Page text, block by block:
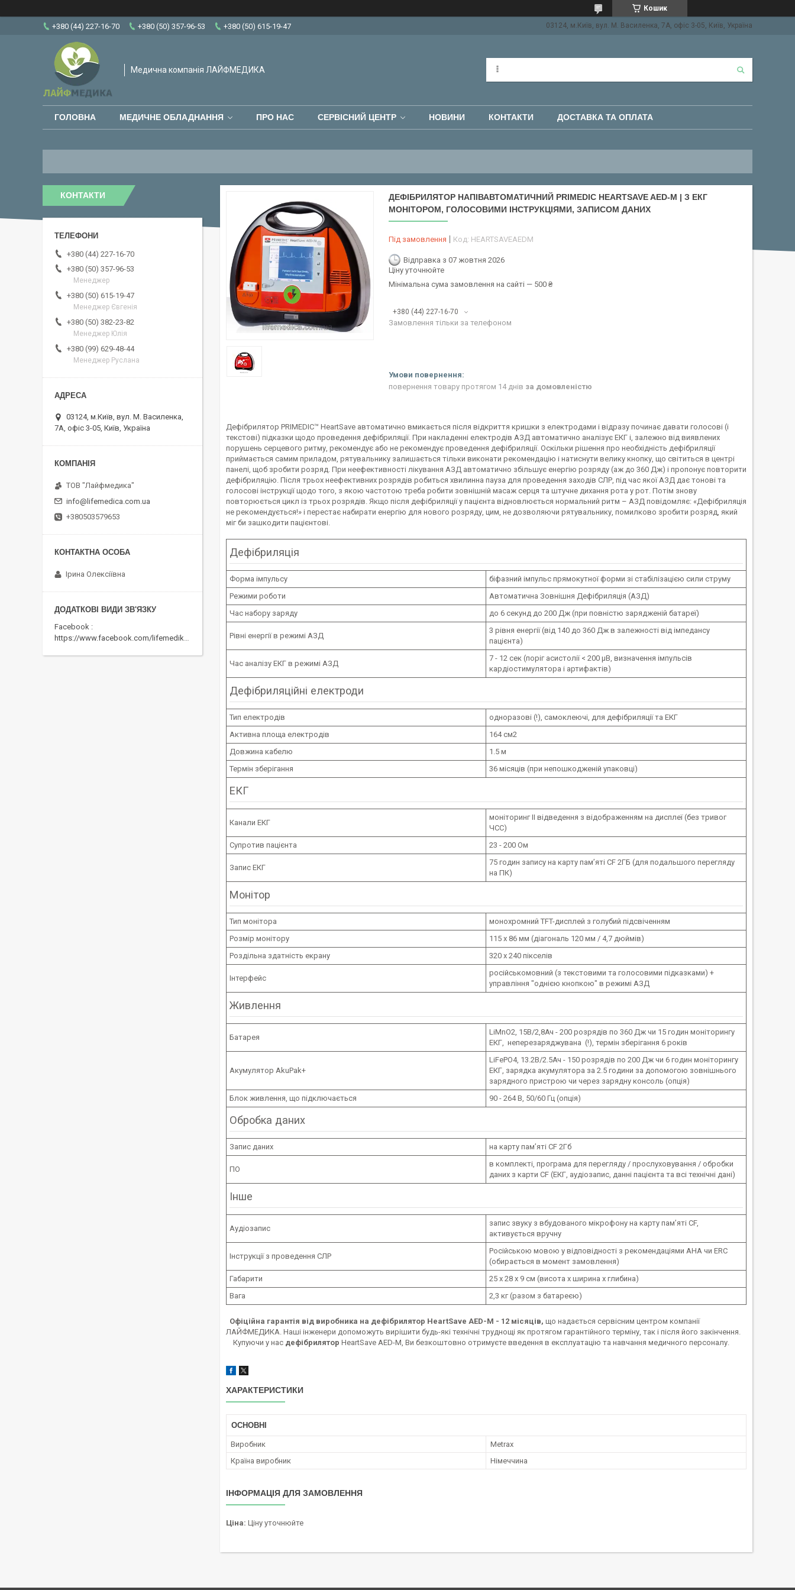
Кошик
+380 (44) 227-16-70 +380 (50) 357-96-53 +380 (50) 615-19-47 03124, м.Київ, вул. М. Василенка, 7А, офіс 3-05, Київ, Україна
Медична компанія ЛАЙФМЕДИКА
ГОЛОВНА МЕДИЧНЕ ОБЛАДНАННЯ ПРО НАС СЕРВІСНИЙ ЦЕНТР НОВИНИ КОНТАКТИ ДОСТАВКА ТА ОПЛАТА
ДЕФІБРИЛЯТОР НАПІВАВТОМАТИЧНИЙ PRIMEDIC HEARTSAVE AED-M | З ЕКГ
МОНІТОРОМ, ГОЛОСОВИМИ ІНСТРУКЦІЯМИ, ЗАПИСОМ ДАНИХ
Під замовлення Код: HEARTSAVEAEDM
Відправка з 07 жовтня 2026
Ціну уточнюйте
Мінімальна сума замовлення на сайті — 500 ₴
+380 (44) 227-16-70
Замовлення тільки за телефоном
повернення товару протягом 14 днів за домовленістю
Дефібрилятор PRIMEDIC™ HeartSave автоматично вмикається після відкриття кришки з електродами і відразу починає давати голосові (і
текстові) підказки щодо проведення дефібриляції. При накладенні електродів АЗД автоматично аналізує ЕКГ і, залежно від виявлених
порушень серцевого ритму, рекомендує або не рекомендує проведення дефібриляції. Оскільки рішення про необхідність дефібриляції
приймається самим приладом, рятувальнику залишається тільки виконати рекомендацію і натиснути велику кнопку, що світиться в центрі
панелі, щоб зробити розряд. При неефективності лікування АЗД автоматично збільшує енергію розряду (аж до 360 Дж) і пропонує повторити
дефібриляцію. Після трьох неефективних розрядів робиться хвилинна пауза для проведення заходів СЛР, під час якої АЗД дає тонові та
голосові інструкції щодо того, з якою частотою треба робити зовнішній масаж серця та штучне дихання рота у рот. Потім знову
повторюється цикл із трьох розрядів. Якщо після дефібриляції у пацієнта відновлюється нормальний ритм – АЗД повідомляє: «Дефібриляція
не рекомендується!» і перестає набирати енергію для нового розряду, цим, не дозволяючи рятувальнику, помилково зробити розряд, який
міг би зашкодити пацієнтові.
Дефібриляція
Форма імпульсу
біфазний імпульс прямокутної форми зі стабілізацією сили струму
Режими роботи
Автоматична Зовнішня Дефібриляція (АЗД)
Час набору заряду
до 6 секунд до 200 Дж (при повністю зарядженій батареї)
Рівні енергії в режимі АЗД
3 рівня енергії (від 140 до 360 Дж в залежності від імпедансу
пацієнта)
Час аналізу ЕКГ в режимі АЗД
7 - 12 сек (поріг асистолії < 200 µВ, визначення імпульсів
кардіостимулятора і артифактів)
Дефібриляційні електроди
Тип електродів
одноразові (!), самоклеючі, для дефібриляції та ЕКГ
Активна площа електродів
164 см2
Довжина кабелю
1.5 м
Термін зберігання
36 місяців (при непошкодженій упаковці)
ЕКГ
Канали ЕКГ
моніторинг II відведення з відображенням на дисплеї (без тривог
ЧСС)
Супротив пацієнта
23 - 200 Ом
Запис ЕКГ
75 годин запису на карту пам’яті CF 2ГБ (для подальшого перегляду
на ПК)
Монітор
Тип монітора
монохромний TFT-дисплей з голубий підсвіченням
Розмір монітору
115 х 86 мм (діагональ 120 мм / 4,7 дюймів)
Роздільна здатність екрану
320 х 240 пікселів
Інтерфейс
російськомовний (з текстовими та голосовими підказками) +
управління "однією кнопкою" в режимі АЗД
Живлення
Батарея
LiMnO2, 15В/2,8Ач - 200 розрядів по 360 Дж чи 15 годин моніторингу
ЕКГ, неперезаряджувана (!), термін зберігання 6 років
Акумулятор AkuPak+
LiFePO4, 13.2В/2.5Ач - 150 розрядів по 200 Дж чи 6 годин моніторингу
ЕКГ, зарядка акумулятора за 2.5 години за допомогою зовнішнього
зарядного пристрою чи через зарядну консоль (опція)
Блок живлення, що підключається
90 - 264 В, 50/60 Гц (опція)
Обробка даних
Запис даних на карту пам’яті CF 2Гб
ПО
в комплекті, програма для перегляду / прослуховування / обробки
даних з карти CF (ЕКГ, аудіозапис, данні пацієнта та всі технічні дані)
Інше
Аудіозапис
запис звуку з вбудованого мікрофону на карту пам’яті CF,
активується вручну
Інструкції з проведення СЛР
Російською мовою у відповідності з рекомендаціями АНА чи ERC
(обирається в момент замовлення)
Габарити
25 х 28 х 9 см (висота х ширина х глибина)
Вага
2,3 кг (разом з батареєю)
Офіційна гарантія від виробника на дефібрилятор HeartSave AED-M - 12 місяців, що надається сервісним центром компанії
ЛАЙФМЕДИКА. Наші інженери допоможуть вирішити будь-які технічні труднощі як протягом гарантійного терміну, так і після його закінчення.
Купуючи у нас дефібрилятор HeartSave AED-M, Ви безкоштовно отримуєте введення в експлуатацію та навчання медичного персоналу.
ХАРАКТЕРИСТИКИ
ОСНОВНІ
Виробник
Metrax
Країна виробник
Німеччина
ІНФОРМАЦІЯ ДЛЯ ЗАМОВЛЕННЯ
Ціна: Ціну уточнюйте
КОНТАКТИ
+380 (44) 227-16-70
+380 (50) 357-96-53
Менеджер
+380 (50) 615-19-47
Менеджер Євгенія
+380 (50) 382-23-82
Менеджер Юлія
+380 (99) 629-48-44
Менеджер Руслана
03124, м.Київ, вул. М. Василенка,
7А, офіс 3-05, Київ, Україна
ТОВ "Лайфмедика"
info@lifemedica.com.ua
+380503579653
Ірина Олексіївна
Facebook
https://www.facebook.com/lifemedika/